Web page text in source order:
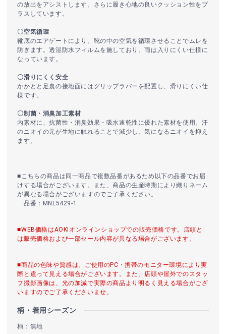
の放出をアシストします。さらに履き心地の良いクッション性をプ
ラスしています。
〇空気循環
靴底のエアゲートにより、靴の中の空気を循環させることでムレを
防ぎます。透湿防水フィルムを施しており、雨は入りにくい仕様に
なっています。
〇滑りにくく安全
かかとと足裏の接地面にはグリップラバーを配置し、滑りにくい仕
様です。
〇制菌・消臭加工素材
内素材に、抗菌性・消臭効果・吸水速乾性に優れた素材を使用。汗
のニオイの元が生地に触れることで減少し、気になるニオイを抑え
ます。
■こちらの商品は同一商品で複数品番があるため以下の品番でお届
けする場合がございます。また、商品の生産時期により織りネーム
が異なる場合がございますのでご了承ください。
品番：MNL5429-1
■WEB価格はAOKIオンラインショップでの販売価格です。店頭と
は販売価格および一部セール内容が異なる場合がございます。
■商品の色味や質感は、ご使用のPC・携帯のモニター環境により実
際と違って見える場合がございます。また、店頭や屋外でのスタッ
フ撮影画像は、光の加減で実際の商品より明るく見える場合がござ
いますのでご了承くださいませ。
柄・着用シーズン
柄：無地